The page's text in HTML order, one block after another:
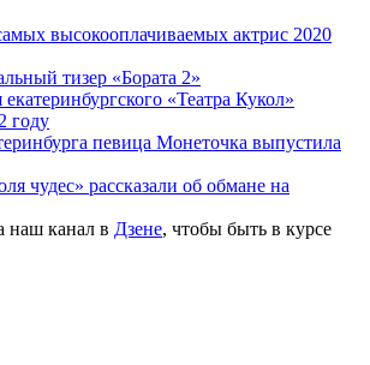
высокооплачиваемых актрис 2020
тизер «Бората 2»
«Театра Кукол»
году
певица Монеточка выпустила
чудес» рассказали об обмане на
наш канал в Дзене, чтобы быть в курсе